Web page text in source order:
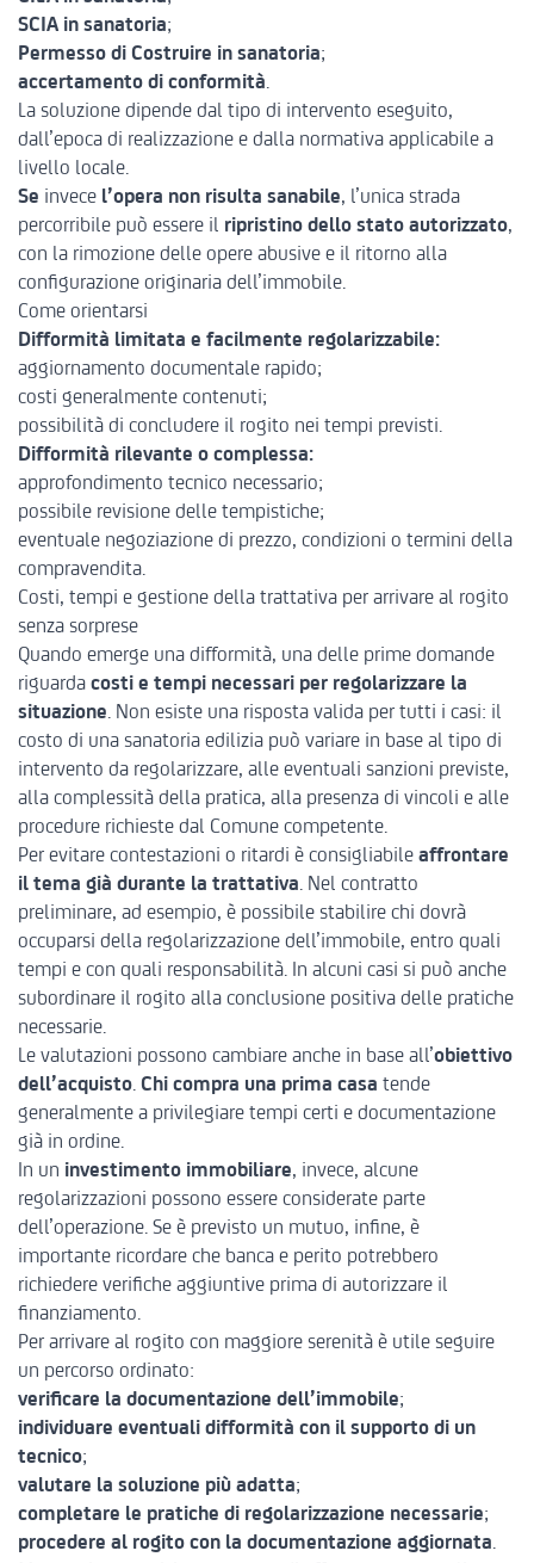
SCIA in sanatoria;
Permesso di Costruire in sanatoria;
accertamento di conformità.
La soluzione dipende dal tipo di intervento eseguito,
dall’epoca di realizzazione e dalla normativa applicabile a
livello locale.
Se invece l’opera non risulta sanabile, l’unica strada
percorribile può essere il ripristino dello stato autorizzato,
con la rimozione delle opere abusive e il ritorno alla
configurazione originaria dell’immobile.
Come orientarsi
Difformità limitata e facilmente regolarizzabile:
aggiornamento documentale rapido;
costi generalmente contenuti;
possibilità di concludere il rogito nei tempi previsti.
Difformità rilevante o complessa:
approfondimento tecnico necessario;
possibile revisione delle tempistiche;
eventuale negoziazione di prezzo, condizioni o termini della
compravendita.
Costi, tempi e gestione della trattativa per arrivare al rogito
senza sorprese
Quando emerge una difformità, una delle prime domande
riguarda costi e tempi necessari per regolarizzare la
situazione. Non esiste una risposta valida per tutti i casi: il
costo di una sanatoria edilizia può variare in base al tipo di
intervento da regolarizzare, alle eventuali sanzioni previste,
alla complessità della pratica, alla presenza di vincoli e alle
procedure richieste dal Comune competente.
Per evitare contestazioni o ritardi è consigliabile affrontare
il tema già durante la trattativa. Nel contratto
preliminare, ad esempio, è possibile stabilire chi dovrà
occuparsi della regolarizzazione dell’immobile, entro quali
tempi e con quali responsabilità. In alcuni casi si può anche
subordinare il rogito alla conclusione positiva delle pratiche
necessarie.
Le valutazioni possono cambiare anche in base all’obiettivo
dell’acquisto. Chi compra una prima casa tende
generalmente a privilegiare tempi certi e documentazione
già in ordine.
In un investimento immobiliare, invece, alcune
regolarizzazioni possono essere considerate parte
dell’operazione. Se è previsto un mutuo, infine, è
importante ricordare che banca e perito potrebbero
richiedere verifiche aggiuntive prima di autorizzare il
finanziamento.
Per arrivare al rogito con maggiore serenità è utile seguire
un percorso ordinato:
verificare la documentazione dell’immobile;
individuare eventuali difformità con il supporto di un
tecnico;
valutare la soluzione più adatta;
completare le pratiche di regolarizzazione necessarie;
procedere al rogito con la documentazione aggiornata.